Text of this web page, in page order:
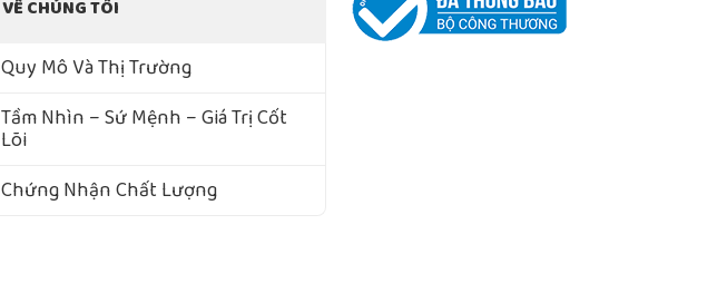
VỀ CHÚNG TÔI
Quy Mô Và Thị Trường
Tầm Nhìn – Sứ Mệnh – Giá Trị Cốt
Lõi
Chứng Nhận Chất Lượng